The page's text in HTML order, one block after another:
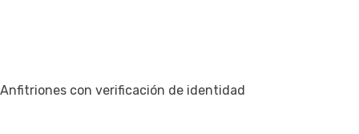
Anfitriones con verificación de identidad